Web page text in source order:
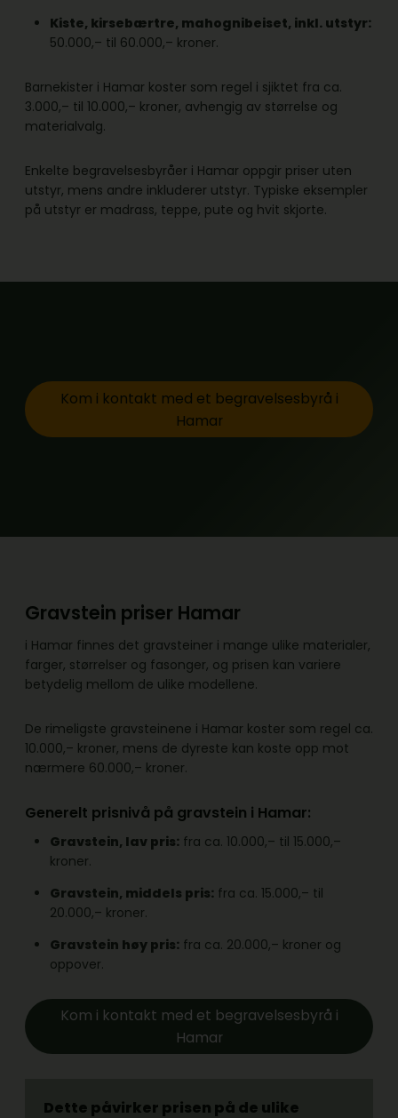
Kiste, kirsebærtre, mahognibeiset, inkl. utstyr:
50.000,– til 60.000,– kroner.
Barnekister i Hamar koster som regel i sjiktet fra ca.
3.000,– til 10.000,– kroner, avhengig av størrelse og
materialvalg.
Enkelte begravelsesbyråer i Hamar oppgir priser uten
utstyr, mens andre inkluderer utstyr. Typiske eksempler
på utstyr er madrass, teppe, pute og hvit skjorte.
Kom i kontakt med et begravelsesbyrå i
Hamar
Gravstein priser Hamar
i Hamar finnes det gravsteiner i mange ulike materialer,
farger, størrelser og fasonger, og prisen kan variere
betydelig mellom de ulike modellene.
De rimeligste gravsteinene i Hamar koster som regel ca.
10.000,– kroner, mens de dyreste kan koste opp mot
nærmere 60.000,– kroner.
Generelt prisnivå på gravstein i Hamar:
Gravstein, lav pris: fra ca. 10.000,– til 15.000,–
kroner.
Gravstein, middels pris: fra ca. 15.000,– til
20.000,– kroner.
Gravstein høy pris: fra ca. 20.000,– kroner og
oppover.
Kom i kontakt med et begravelsesbyrå i
Hamar
Dette påvirker prisen på de ulike